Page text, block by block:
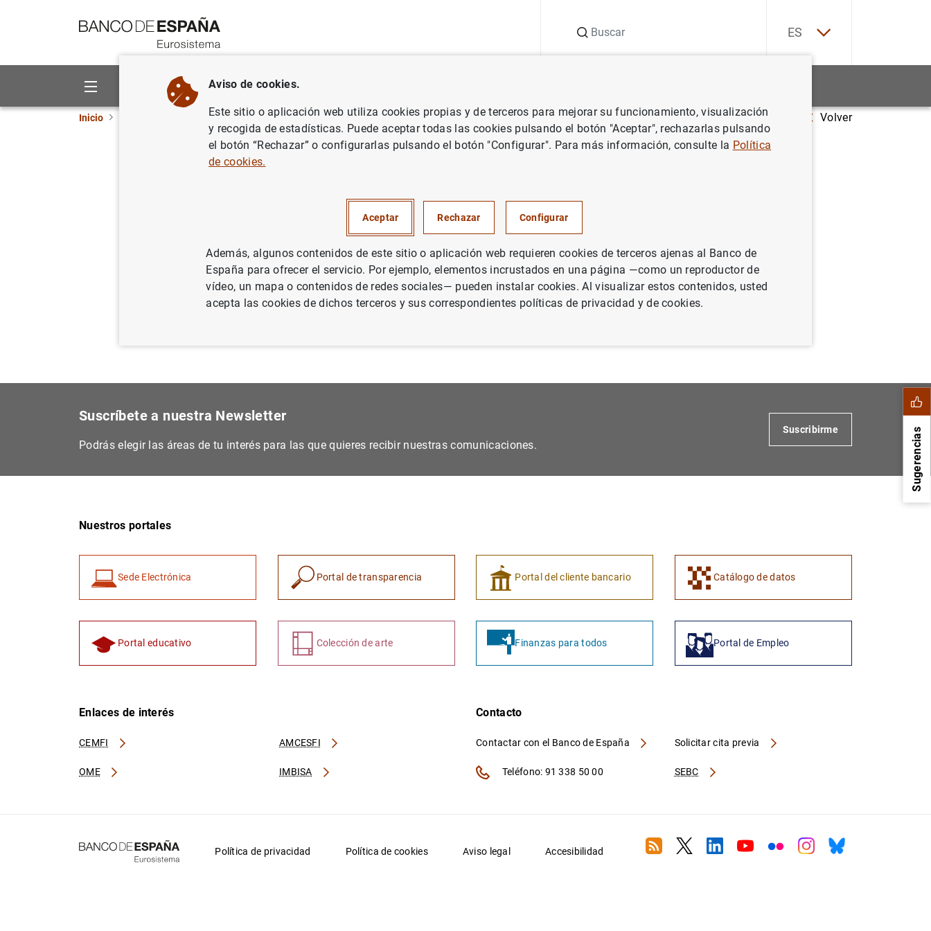
ES
Sobre el Banco Áreas de actuación
Inicio Punto de Información Información para la CIR requerida a entidades supervisadas Estados complementarios a los de la CIR (Circular 4/2017) Volver
Estados complementarios a los de la
CIR (Circular 4/2017)
Estados (FI 103, FI 106, FI 142 y FC 202)
Instrucciones técnicas para la declaración de la información. Actualización del día 25
de marzo de 2026
Sugerencias
1
Suscríbete a nuestra Newsletter
Podrás elegir las áreas de tu interés para las que quieres recibir nuestras comunicaciones.
Suscribirme
Nuestros portales
Sede Electrónica Portal de transparencia Portal del cliente bancario Catálogo de datos
Portal educativo Colección de arte Finanzas para todos Portal de Empleo
Enlaces de interés
CEMFI AMCESFI
OME IMBISA
Contacto
Contactar con el Banco de España
SEBC
Solicitar cita previa
Teléfono: 91 338 50 00
Política de privacidad Política de cookies Aviso legal Accesibilidad RSS TwitterLinkedin
YoutubeFlickrInstagram
Bluesky
Aviso de cookies.
Este sitio o aplicación web utiliza cookies propias y de terceros para mejorar su funcionamiento, visualización
y recogida de estadísticas. Puede aceptar todas las cookies pulsando el botón "Aceptar", rechazarlas pulsando
el botón “Rechazar” o configurarlas pulsando el botón "Configurar". Para más información, consulte la Política
de cookies.
Aceptar Rechazar Configurar
Además, algunos contenidos de este sitio o aplicación web requieren cookies de terceros ajenas al Banco de
España para ofrecer el servicio. Por ejemplo, elementos incrustados en una página —como un reproductor de
vídeo, un mapa o contenidos de redes sociales— pueden instalar cookies. Al visualizar estos contenidos, usted
acepta las cookies de dichos terceros y sus correspondientes políticas de privacidad y de cookies.